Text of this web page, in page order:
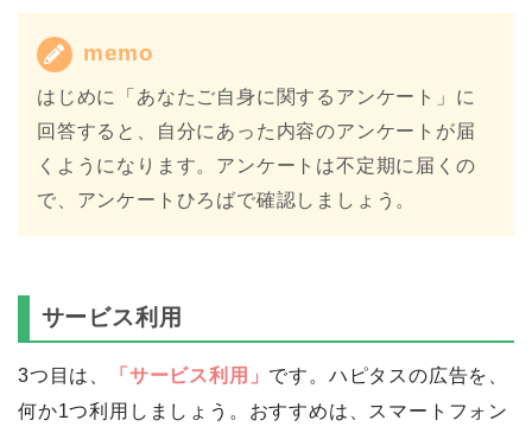
memo
はじめに「あなたご自身に関するアンケート」に
回答すると、自分にあった内容のアンケートが届
くようになります。アンケートは不定期に届くの
で、アンケートひろばで確認しましょう。
サービス利用
3つ目は、 「サービス利用」 です。ハピタスの広告を、
何か1つ利用しましょう。おすすめは、スマートフォン